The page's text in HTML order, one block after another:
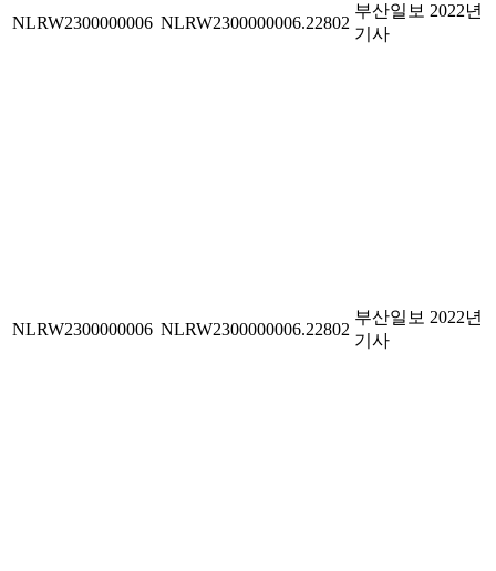
NLRW2300000006 NLRW2300000006.22802
부산일보 2022년
기사
NLRW2300000006 NLRW2300000006.22802
부산일보 2022년
기사